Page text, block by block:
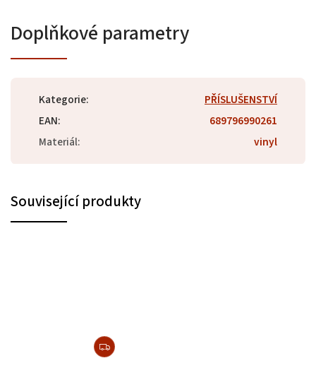
Doplňkové parametry
Kategorie:
PŘÍSLUŠENSTVÍ
EAN:
689796990261
Materiál: vinyl
Související produkty